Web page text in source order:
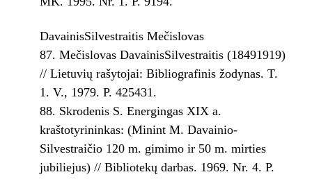
Davainis­Silvestraitis Mečislovas
Mečislovas Davainis­Silvestraitis (1849­1919)
// Lietuvių rašytojai: Bibliografinis žodynas. T.
1. V., 1979. P. 425­431.
Skrodenis S. Energingas XIX a.
kraštotyrininkas: (Minint M. Davainio­
Silvestraičio 120 m. gimimo ir 50 m. mirties
jubiliejus) // Bibliotekų darbas. 1969. Nr. 4. P.